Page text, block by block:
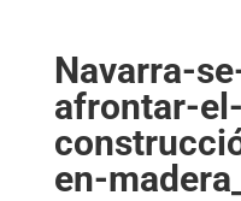
Navarra-
afrontar-
en-